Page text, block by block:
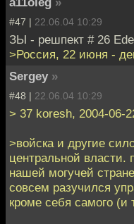
#47 | 22.06.04 10:29
ЗЫ - решпект # 26
>Россия, 22 июня -
Sergey »
#48 | 22.06.04 10:29
> 37 koresh, 2004-06-
>войска и другие
центральной власти.
нашей могучей
совсем разучился
кроме себя самого (и